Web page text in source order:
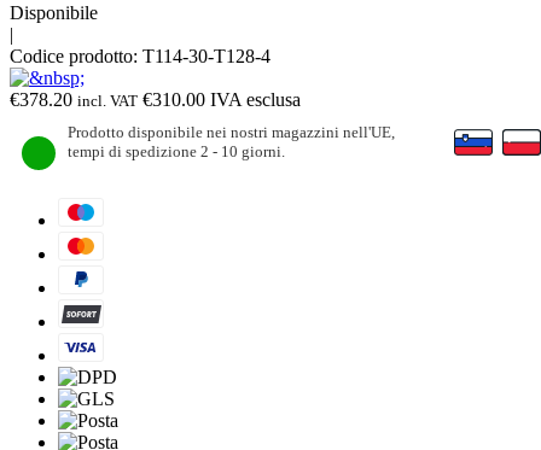
Disponibile
|
Codice prodotto: T114-30-T128-4
€378.20 incl. VAT €310.00 IVA esclusa
Prodotto disponibile nei nostri magazzini nell'UE,
tempi di spedizione 2 - 10 giorni.